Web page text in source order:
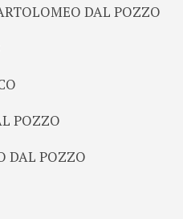
DAL POZZO
POZZO
DAL POZZO